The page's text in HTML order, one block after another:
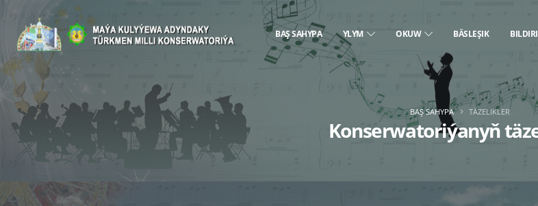
BAŞ SAHYPA YLYM OKUW BÄSLEŞIK
Konserwatoriýanyň
BAŞ SAHYPA TÄZELIKLER